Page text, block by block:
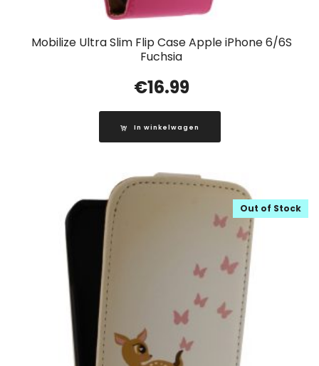
Mobilize Ultra Slim Flip Case Apple iPhone 6/6S
Fuchsia
€16.99
In winkelwagen
Out of Stock